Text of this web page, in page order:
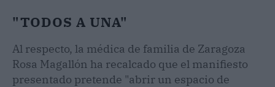
"TODOS A UNA"
Al respecto, la médica de familia de Zaragoza
Rosa Magallón ha recalcado que el manifiesto
presentado pretende "abrir un espacio de